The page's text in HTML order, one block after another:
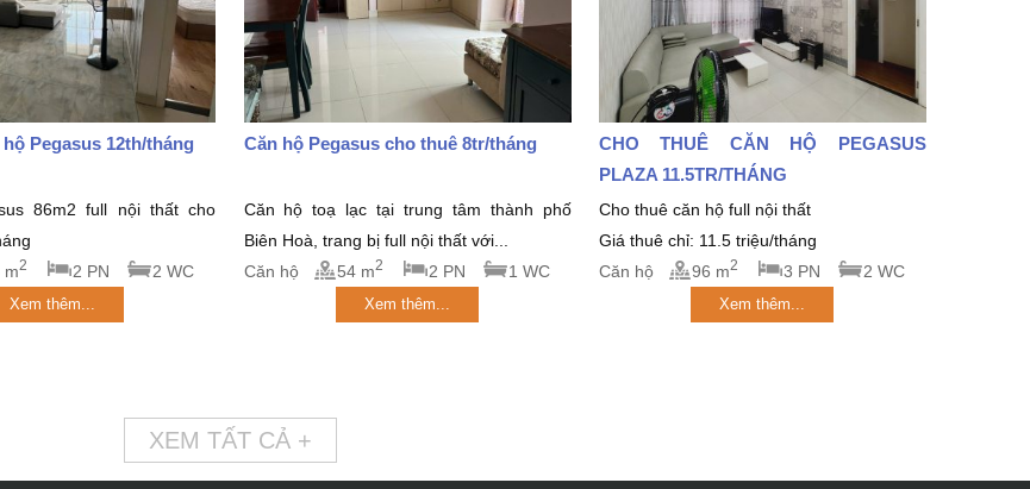
Pegasus 12th/tháng
86m2 full nội thất cho
m2 2 PN 2 WC
Xem thêm...
Căn hộ Pegasus cho thuê 8tr/tháng
Căn hộ toạ lạc tại trung tâm thành phố
Biên Hoà, trang bị full nội thất với...
Căn hộ
54 m2 2 PN 1 WC
Xem thêm...
CHO THUÊ CĂN HỘ PEGASUS
PLAZA 11.5TR/THÁNG
Cho thuê căn hộ full nội thất
Giá thuê chỉ: 11.5 triệu/tháng
Căn hộ
96 m2 3 PN 2 WC
Xem thêm...
XEM TẤT CẢ +